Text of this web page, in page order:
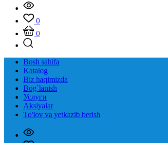
0
0
Bosh sahifa
Katalog
Biz haqimizda
Bog`lanish
Услуги
Aksiyalar
To'lov va yetkazib berish